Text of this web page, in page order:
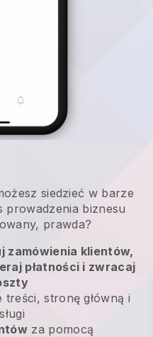
siedzieć w barze
prowadzenia biznesu
prawda?
zamówienia klientów,
płatności i zwracaj
treści, stronę główną i
za pomocą